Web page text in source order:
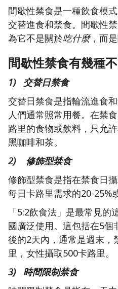
間歇性禁食是一種飲食模
交替進食和禁食。間歇性
為它不是關於吃什麼，而
間歇性禁食有幾種
1) 交替日禁食
交替日禁食是指輪流進食
人們通常照常用餐。在禁
路里的食物或飲料，只允
黑咖啡和茶。
2) 修飾型禁食
修飾型禁食是指在禁食日
每日卡路里需求的20-25%
「5:2飲食法」是最常見
國廣泛使用。這包括在5個
後的2天內，通常是週末，
里，女性攝取500卡路里。
3) 時間限制禁食